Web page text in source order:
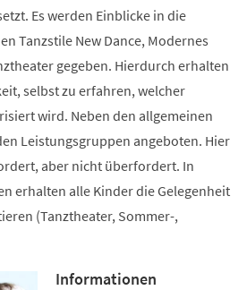
Es werden Einblicke in die
Tanzstile New Dance, Modernes
gegeben. Hierdurch erhalten
selbst zu erfahren, welcher
wird. Neben den allgemeinen
Leistungsgruppen angeboten. Hier
aber nicht überfordert. In
erhalten alle Kinder die Gelegenheit
(Tanztheater, Sommer-,
Informationen